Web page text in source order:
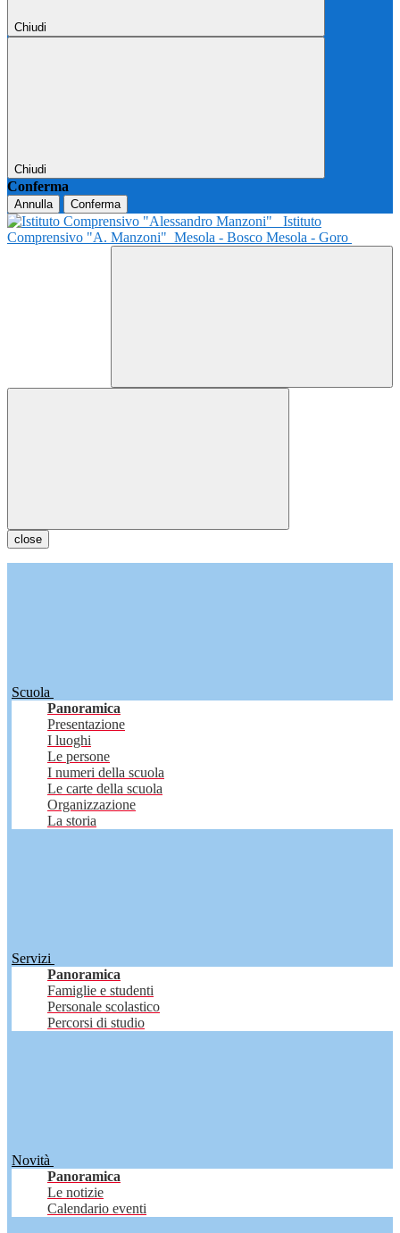
Chiudi
Chiudi
Conferma
Annulla Conferma
Istituto
Comprensivo "A. Manzoni" Mesola - Bosco Mesola - Goro
close
Scuola
Panoramica
Presentazione
I luoghi
Le persone
I numeri della scuola
Le carte della scuola
Organizzazione
La storia
Servizi
Panoramica
Famiglie e studenti
Personale scolastico
Percorsi di studio
Novità
Panoramica
Le notizie
Calendario eventi